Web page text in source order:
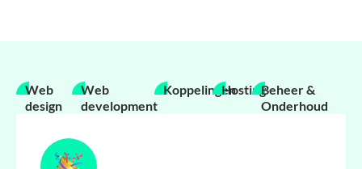
Web
design
Web
development
KoppelingenHostingBeheer &
Onderhoud